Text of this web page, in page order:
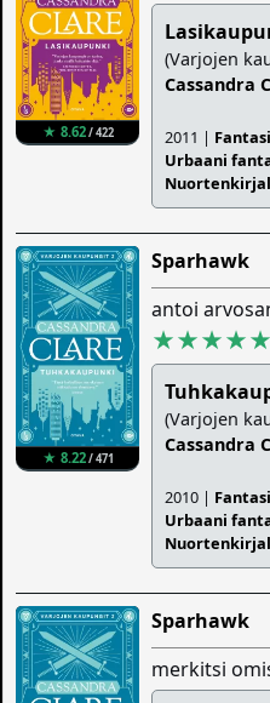
★ 8.62/ 422
(Varjojen
Cassandra
2011 |
Urbaani
★ 8.22/ 471
Sparhawk
antoi
(Varjojen
Cassandra
2010 |
Urbaani
Sparhawk
merkitsi